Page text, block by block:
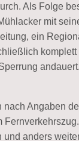
Als Folge
mit
ein
komplett
nach Angaben
und anders